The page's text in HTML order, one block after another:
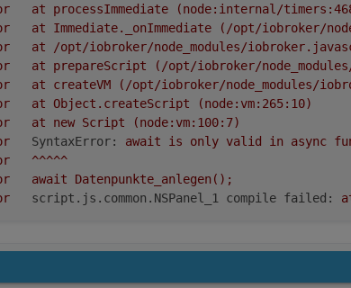
at processImmediate
(node:internal/
at Immediate._onImmediate
(/opt/iobroker/
at
/opt/iobroker/node_modules/
at prepareScript
(/opt/iobroker/
at createVM
(/opt/iobroker/node_modules/
at Object.createScript
(node:vm:265:10)
at new Script
(node:vm:100:7)
SyntaxError: await is only valid in async
^^^^^
await
Datenpunkte_anlegen();
script.js.common.NSPanel_1 compile failed: